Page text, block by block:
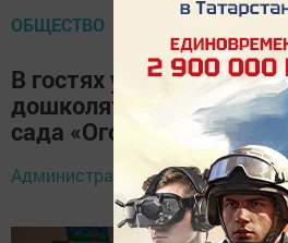
ОБЩЕСТВО
В гостях у «Радуги»
дошколята -
сада «Огонек»
Администратор, 19 января 2023